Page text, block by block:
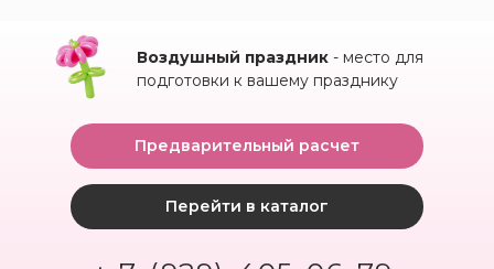
Воздушный праздник - место для
подготовки к вашему празднику
Перейти в каталог
Предварительный расчет